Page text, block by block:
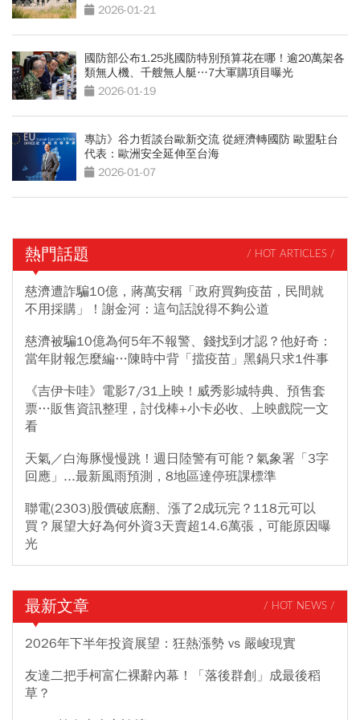
2026-01-21
國防部公布1.25兆國防特別預算花在哪！逾20萬架各
類無人機、千艘無人艇…7大軍購項目曝光
2026-01-19
專訪》谷力哲談台歐新交流 從經濟轉國防 歐盟駐台
代表：歐洲安全延伸至台海
2026-01-07
熱門話題 / HOT ARTICLES /
慈濟遭詐騙10億，蔣萬安稱「政府買夠疫苗，民間就
不用採購」！謝金河：這句話說得不夠公道
慈濟被騙10億為何5年不報警、錢找到才認？他好奇：
當年財報怎麼編…陳時中背「擋疫苗」黑鍋只求1件事
《吉伊卡哇》電影7/31上映！威秀影城特典、預售套
票…販售資訊整理，討伐棒+小卡必收、上映戲院一文
看
天氣／白海豚慢慢跳！週日陸警有可能？氣象署「3字
回應」...最新風雨預測，8地區達停班課標準
聯電(2303)股價破底翻、漲了2成玩完？118元可以
買？展望大好為何外資3天賣超14.6萬張，可能原因曝
光
最新文章 / HOT NEWS /
2026年下半年投資展望：狂熱漲勢 vs 嚴峻現實
友達二把手柯富仁裸辭內幕！「落後群創」成最後稻
草？